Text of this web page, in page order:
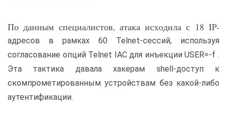
По данным специалистов, атака исходила с 18 IP-
адресов в рамках 60 Telnet-сессий, используя
согласование опций Telnet IAC для инъекции USER=-f .
Эта тактика давала хакерам shell-доступ к
скомпрометированным устройствам без какой-либо
аутентификации.